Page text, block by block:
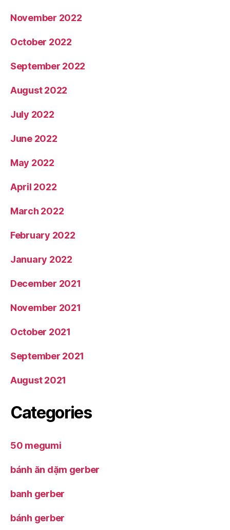
November 2022
October 2022
September 2022
August 2022
July 2022
June 2022
May 2022
April 2022
March 2022
February 2022
January 2022
December 2021
November 2021
October 2021
September 2021
August 2021
Categories
50 megumi
bánh ăn dặm gerber
banh gerber
bánh gerber